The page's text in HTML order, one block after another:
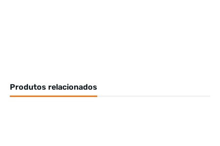
Produtos relacionados